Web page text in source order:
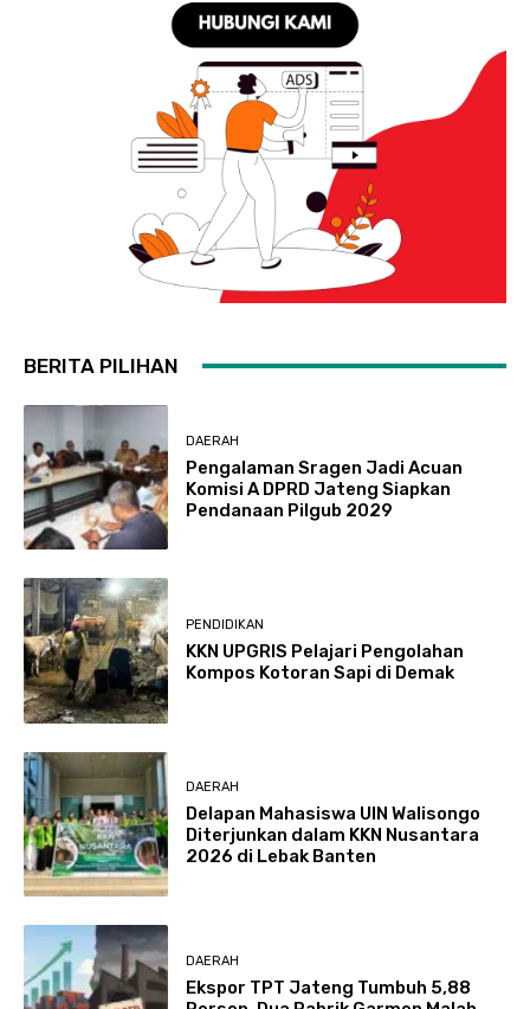
BERITA PILIHAN
DAERAH
Pengalaman Sragen Jadi Acuan
Komisi A DPRD Jateng Siapkan
Pendanaan Pilgub 2029
PENDIDIKAN
KKN UPGRIS Pelajari Pengolahan
Kompos Kotoran Sapi di Demak
DAERAH
Delapan Mahasiswa UIN Walisongo
Diterjunkan dalam KKN Nusantara
2026 di Lebak Banten
DAERAH
Ekspor TPT Jateng Tumbuh 5,88